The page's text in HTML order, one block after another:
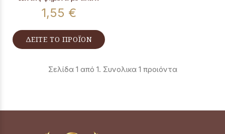
1,55 €
ΔΕΙΤΕ ΤΟ ΠΡΟΪΟΝ
Σελίδα 1 από 1. Συνολικα 1 προιόντα